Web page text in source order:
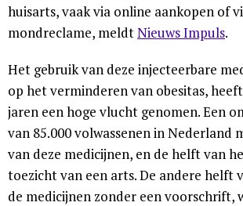
huisarts, vaak via online aankopen of
mondreclame, meldtNieuws Impuls.
Het gebruik van deze injecteerbare
op het verminderen van obesitas,
jaren een hoge vlucht genomen. Een
van 85.000 volwassenen in Nederland
van deze medicijnen, en de helft van
toezicht van een arts. De andere helft
de medicijnen zonder een voorschrift,